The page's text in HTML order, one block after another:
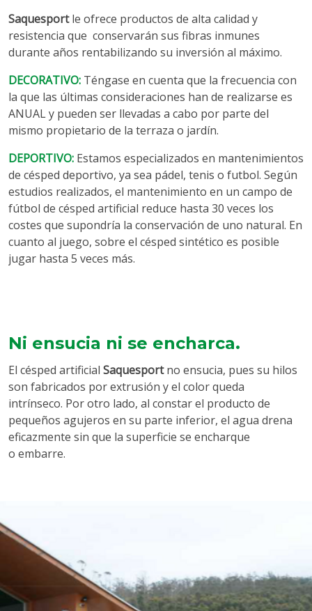
Saquesportle ofrece productos de alta calidad y
resistencia que conservarán sus fibras inmunes
durante años rentabilizando su inversión al máximo.
DECORATIVO: Téngase en cuenta que la frecuencia con
la que las últimas consideraciones han de realizarse es
ANUAL y pueden ser llevadas a cabo por parte del
mismo propietario de la terraza o jardín.
DEPORTIVO: Estamos especializados en mantenimientos
de césped deportivo, ya sea pádel, tenis o futbol. Según
estudios realizados, el mantenimiento en un campo de
fútbol de césped artificial reduce hasta 30 veces los
costes que supondría la conservación de uno natural. En
cuanto al juego, sobre el césped sintético es posible
jugar hasta 5 veces más.
Ni ensucia ni se encharca.
El césped artificial Saquesportno ensucia, pues su hilos
son fabricados por extrusión y el color queda
intrínseco. Por otro lado, al constar el producto de
pequeños agujeros en su parte inferior, el agua drena
eficazmente sin que la superficie se encharque
o embarre.